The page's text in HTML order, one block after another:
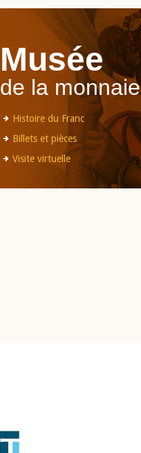
Musée
de la monnaie
Histoire du Franc
Billets et pièces
Visite virtuelle